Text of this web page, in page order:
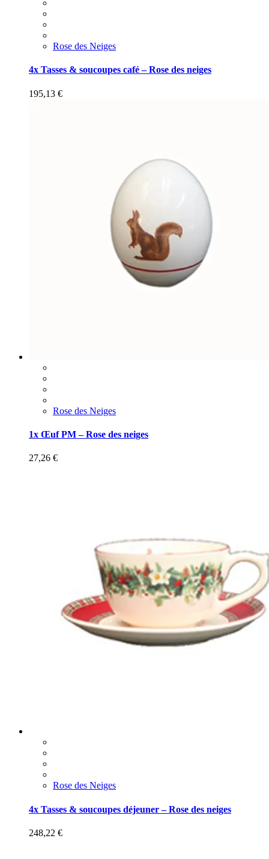
Rose des Neiges
4x Tasses & soucoupes café – Rose des neiges
195,13 €
Rose des Neiges
1x Œuf PM – Rose des neiges
27,26 €
Rose des Neiges
4x Tasses & soucoupes déjeuner – Rose des neiges
248,22 €